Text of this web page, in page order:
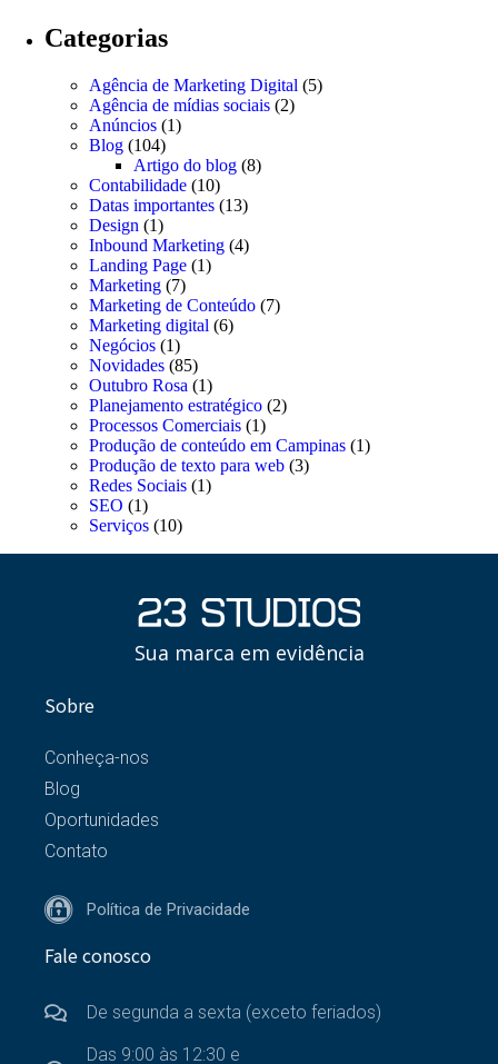
Categorias
Agência de Marketing Digital (5)
Agência de mídias sociais (2)
Anúncios (1)
Blog (104)
Artigo do blog (8)
Contabilidade (10)
Datas importantes (13)
Design (1)
Inbound Marketing (4)
Landing Page (1)
Marketing (7)
Marketing de Conteúdo (7)
Marketing digital (6)
Negócios (1)
Novidades (85)
Outubro Rosa (1)
Planejamento estratégico (2)
Processos Comerciais (1)
Produção de conteúdo em Campinas (1)
Produção de texto para web (3)
Redes Sociais (1)
SEO (1)
Serviços (10)
Sua marca em evidência
Sobre
Conheça-nos
Blog
Oportunidades
Contato
Política de Privacidade
Fale conosco
De segunda a sexta (exceto feriados)
Das 9:00 às 12:30 e